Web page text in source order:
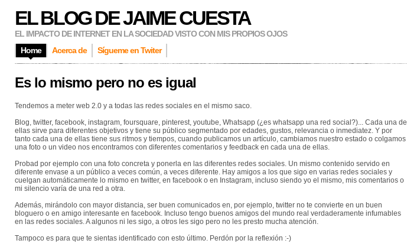
EL BLOG DE JAIME CUESTA
EL IMPACTO DE INTERNET EN LA SOCIEDAD VISTO CON MIS PROPIOS OJOS
Home
Acerca de Sígueme en Twiter
Es lo mismo pero no es igual
Tendemos a meter web 2.0 y a todas las redes sociales en el mismo saco.
Blog, twitter, facebook, instagram, foursquare, pinterest, youtube, Whatsapp (¿es whatsapp una red social?)... Cada una de
ellas sirve para diferentes objetivos y tiene su público segmentado por edades, gustos, relevancia o inmediatez. Y por
tanto cada una de ellas tiene sus ritmos y tiempos, cuando publicamos un artículo, cambiamos nuestro estado o colgamos
una foto o un video nos encontramos con diferentes comentarios y feedback en cada una de ellas.
Probad por ejemplo con una foto concreta y ponerla en las diferentes redes sociales. Un mismo contenido servido en
diferente envase a un público a veces común, a veces diferente. Hay amigos a los que sigo en varias redes sociales y
cuelgan automáticamente lo mismo en twitter, en facebook o en Instagram, incluso siendo yo el mismo, mis comentarios o
mi silencio varía de una red a otra.
Además, mirándolo con mayor distancia, ser buen comunicados en, por ejemplo, twitter no te convierte en un buen
bloguero o en amigo interesante en facebook. Incluso tengo buenos amigos del mundo real verdaderamente infumables
en las redes sociales. A algunos ni les sigo, a otros les sigo pero no les presto mucha atención.
Tampoco es para que te sientas identificado con esto último. Perdón por la reflexión :-)